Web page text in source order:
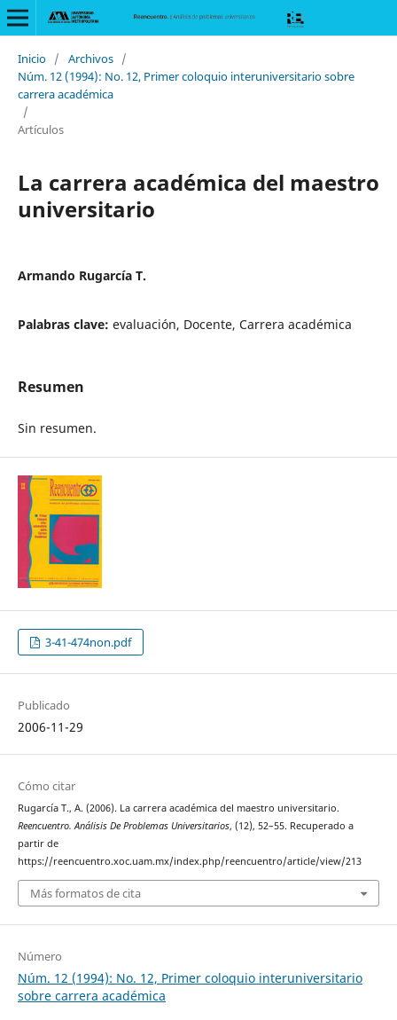
Inicio / Archivos /
Núm. 12 (1994): No. 12, Primer coloquio interuniversitario sobre
carrera académica
/
Artículos
La carrera académica del maestro
universitario
Armando Rugarcía T.
Palabras clave: evaluación, Docente, Carrera académica
Resumen
Sin resumen.
3-41-474non.pdf
Publicado
2006-11-29
Cómo citar
Rugarcía T., A. (2006). La carrera académica del maestro universitario.
Reencuentro. Análisis De Problemas Universitarios, (12), 52–55. Recuperado a
partir de
https://reencuentro.xoc.uam.mx/index.php/reencuentro/article/view/213
Más formatos de cita
Número
Núm. 12 (1994): No. 12, Primer coloquio interuniversitario
sobre carrera académica